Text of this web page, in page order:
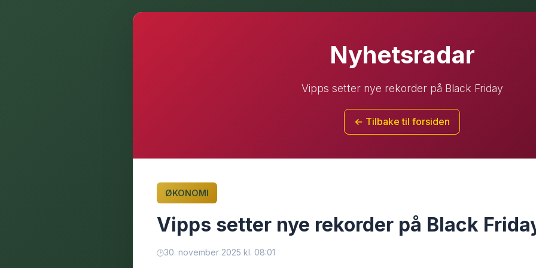
Nyhetsradar
Vipps setter nye rekorder på Black Friday
← Tilbake til forsiden
ØKONOMI
Vipps setter nye rekorder på Black
30. november 2025 kl. 08:01